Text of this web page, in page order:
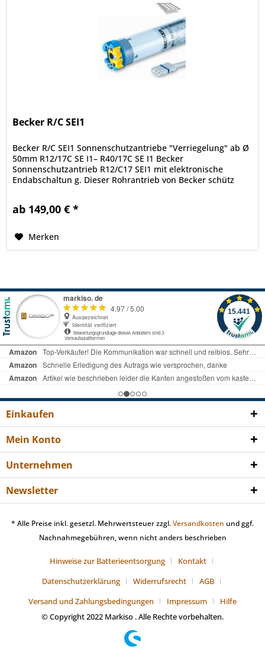
Becker R/C SEI1
Becker R/C SEI1 Sonnenschutzantriebe "Verriegelung" ab Ø
50mm R12/17C SE I1– R40/17C SE I1 Becker
Sonnenschutzantrieb R12/C17 SEI1 mit elektronische
Endabschaltun g. Dieser Rohrantrieb von Becker schütz
ab 149,00 € *
Merken
Einkaufen
Mein Konto
Unternehmen
Newsletter
* Alle Preise inkl. gesetzl. Mehrwertsteuer zzgl.Versandkosten und ggf.
Nachnahmegebühren, wenn nicht anders beschrieben
Hinweise zur Batterieentsorgung
Kontakt
Datenschutzerklärung
Widerrufsrecht
AGB
Versand und Zahlungsbedingungen
Impressum
Hilfe
© Copyright 2022 Markiso . Alle Rechte vorbehalten.